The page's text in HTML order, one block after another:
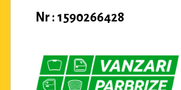
Nr : 1590266428